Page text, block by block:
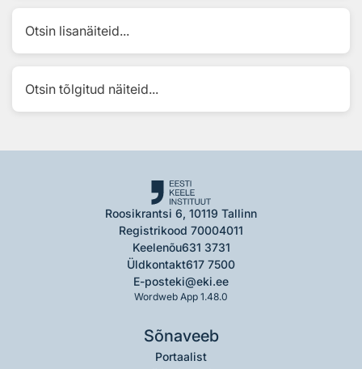
Otsin lisanäiteid...
Otsin tõlgitud näiteid...
Roosikrantsi 6, 10119 Tallinn
Registrikood 70004011
Keelenõu631 3731
Üldkontakt617 7500
E-posteki@eki.ee
Wordweb App 1.48.0
Sõnaveeb
Portaalist